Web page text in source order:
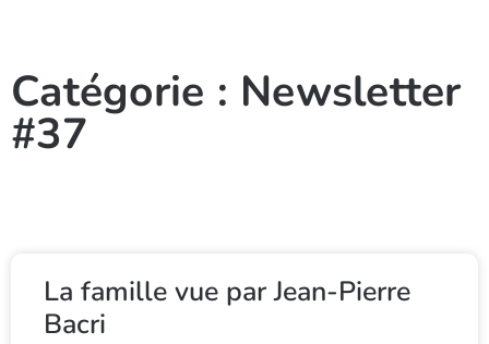
Catégorie : Newsletter
#37
La famille vue par Jean-Pierre
Bacri